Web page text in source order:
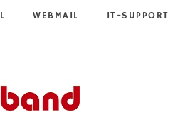
WEBMAIL IT-SUPPORT